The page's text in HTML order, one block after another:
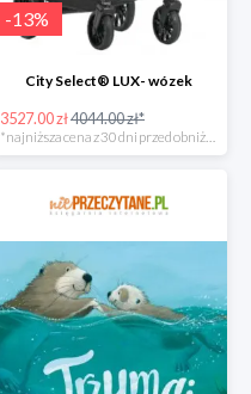
-13%
City Select® LUX- wózek
3527.00 zł4044.00 zł*
*najniższa cena z 30 dni przed obniżką